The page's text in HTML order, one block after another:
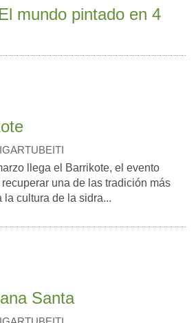
mundo pintado en 4
llega el Barrikote, el evento
una de las tradición más
la cultura de la sidra...
Santa